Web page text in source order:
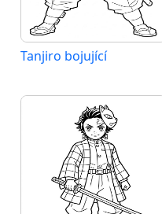
Tanjiro bojující